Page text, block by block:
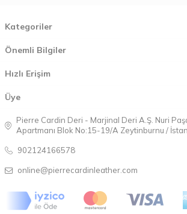
Kategoriler
Önemli Bilgiler
Hızlı Erişim
Üye
Pierre Cardin Deri - Marjinal Deri A.Ş. Nuri
Apartmanı Blok No:15-19/A Zeytinburnu /
902124166578
online@pierrecardinleather.com